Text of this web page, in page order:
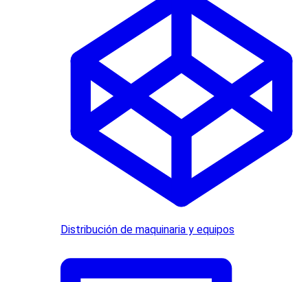
Distribución de maquinaria y equipos